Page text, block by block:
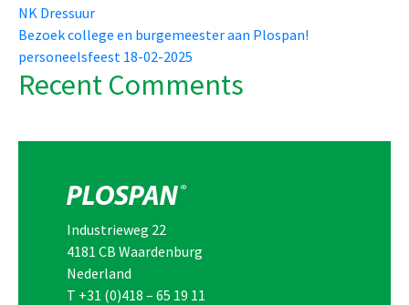
NK Dressuur
Bezoek college en burgemeester aan Plospan!
personeelsfeest 18-02-2025
Recent Comments
Industrieweg 22
4181 CB Waardenburg
Nederland
T +31 (0)418 – 65 19 11